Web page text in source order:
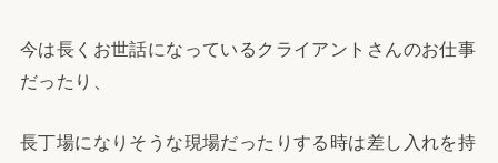
今は長くお世話になっているクライアントさんのお仕事
だったり、
長丁場になりそうな現場だったりする時は差し入れを持